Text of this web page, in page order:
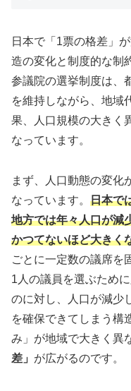
日本で「1票の格差」
造の変化と制度的な制
参議院の選挙制度は、
を維持しながら、地域
果、人口規模の大きく
なっています。
まず、人口動態の変化
なっています。 日本で
地方では年々人口が減
かつてないほど大きく
ごとに一定数の議席を
1人の議員を選ぶため
のに対し、人口が減少
を確保できてしまう構
み」が地域で大きく異
差」 が広がるのです。